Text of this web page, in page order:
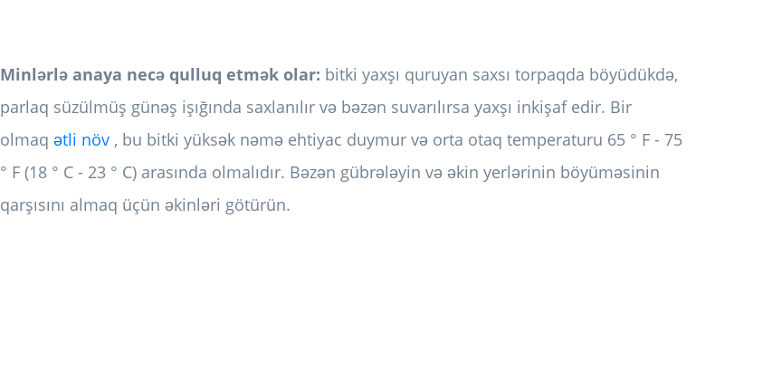
Minlərlə anaya necə qulluq etmək olar: bitki yaxşı quruyan saxsı torpaqda böyüdükdə,
parlaq süzülmüş günəş işığında saxlanılır və bəzən suvarılırsa yaxşı inkişaf edir. Bir
olmaq ətli növ , bu bitki yüksək nəmə ehtiyac duymur və orta otaq temperaturu 65 ° F - 75
° F (18 ° C - 23 ° C) arasında olmalıdır. Bəzən gübrələyin və əkin yerlərinin böyüməsinin
qarşısını almaq üçün əkinləri götürün.